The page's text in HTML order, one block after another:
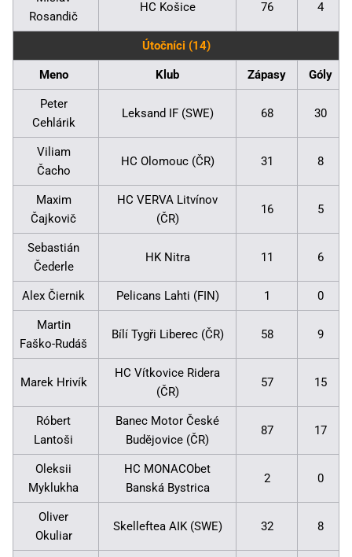
Rosandič
HC Košice 76 4
Útočníci (14)
Meno Klub Zápasy Góly
Peter
Cehlárik
Leksand IF (SWE) 68 30
Viliam
Čacho
HC Olomouc (ČR) 31 8
Maxim
Čajkovič
HC VERVA Litvínov
(ČR)
16 5
Sebastián
Čederle
HK Nitra 11 6
Alex Čiernik Pelicans Lahti (FIN) 1 0
Martin
Faško-Rudáš
Bílí Tygři Liberec (ČR) 58 9
Marek Hrivík
HC Vítkovice Ridera
(ČR)
57 15
Róbert
Lantoši
Banec Motor České
Budějovice (ČR)
87 17
Oleksii
Myklukha
HC MONACObet
Banská Bystrica
2 0
Oliver
Okuliar
Skelleftea AIK (SWE) 32 8